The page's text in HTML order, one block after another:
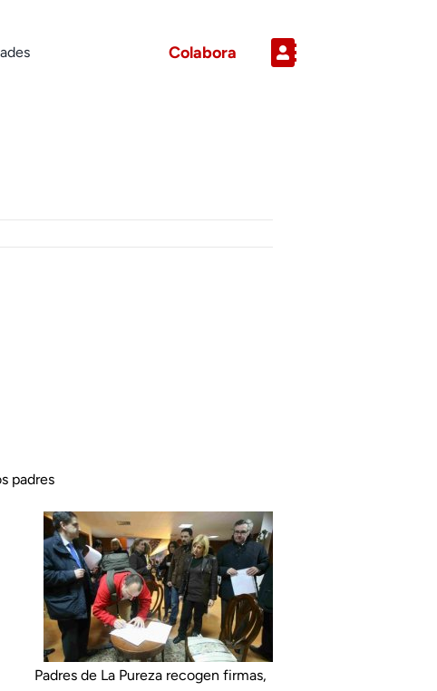
Colabora
padres
Padres de La Pureza recogen firmas,